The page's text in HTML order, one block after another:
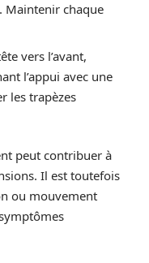
Maintenir chaque
vers l’avant,
l’appui avec une
les trapèzes
peut contribuer à
Il est toutefois
ou mouvement